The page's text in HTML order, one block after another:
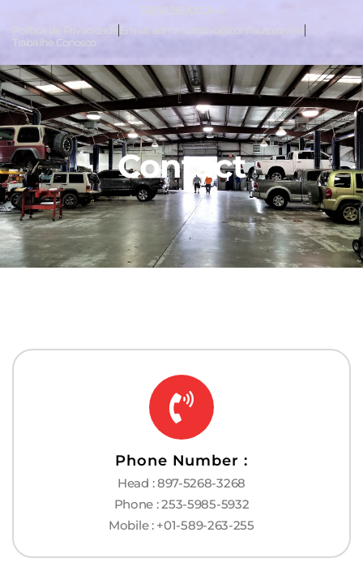
31.858.281/0001-41
Política de PrivacidadeEmail: administrativo@confiauto.online
Trabalhe Conosco
Contact
Phone Number :
Head : 897-5268-3268
Phone : 253-5985-5932
Mobile : +01-589-263-255